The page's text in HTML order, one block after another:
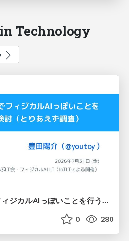
Technology
0 280